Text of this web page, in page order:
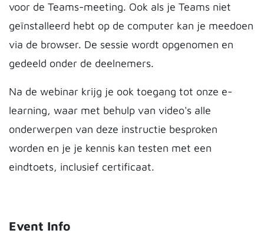
voor de Teams-meeting. Ook als je Teams niet
geïnstalleerd hebt op de computer kan je meedoen
via de browser. De sessie wordt opgenomen en
gedeeld onder de deelnemers.
Na de webinar krijg je ook toegang tot onze e-
learning, waar met behulp van video's alle
onderwerpen van deze instructie besproken
worden en je je kennis kan testen met een
eindtoets, inclusief certificaat.
Event Info